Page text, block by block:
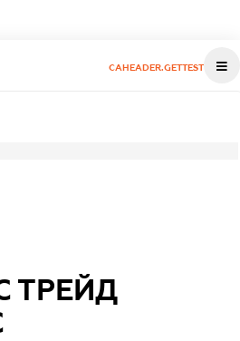
CAHEADER.GETTEST
ТРЕЙД